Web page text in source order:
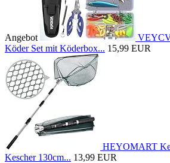
Angebot
Köder Set mit Köderbox... 15,99 EUR
HEYOMART
Kescher 130cm... 13,99 EUR